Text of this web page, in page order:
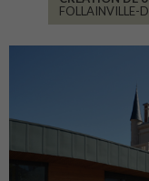
FOLLAINVILLE-